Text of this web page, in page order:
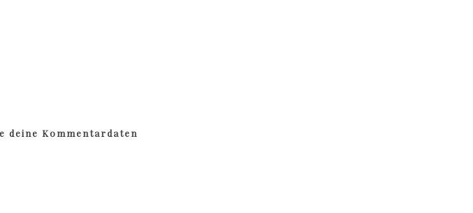
deine Kommentardaten